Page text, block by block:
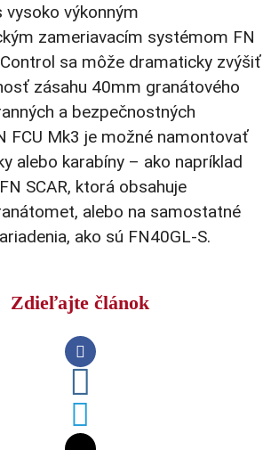
vysoko výkonným
zameriavacím systémom FN
sa môže dramaticky zvýšiť
zásahu 40mm granátového
a bezpečnostných
FCU Mk3 je možné namontovať
alebo karabíny – ako napríklad
SCAR, ktorá obsahuje
alebo na samostatné
ako sú FN40GL-S.
Zdieľajte článok